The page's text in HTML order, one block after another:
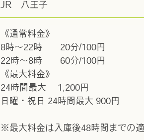
JR 八王子
《通常料金》
8時～22時 20分/100円
22時～8時 60分/100円
《最大料金》
24時間最大 1,200円
日曜・祝日 24時間最大 900円
※最大料金は入庫後48時間までの